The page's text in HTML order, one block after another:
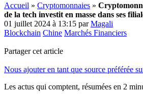
Accueil » Cryptomonnaies »
de la tech investit en masse dans ses
01 juillet 2024 à 13:15 parMagali
Blockchain Chine Marchés Financiers
Partager cet article
Nous ajouter en tant que source préférée
Les actus qui comptent, résumées en 2